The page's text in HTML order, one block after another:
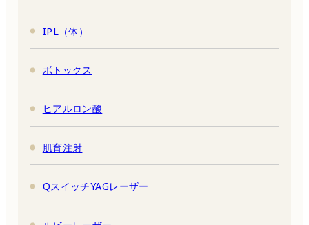
IPL（体）
ボトックス
ヒアルロン酸
肌育注射
QスイッチYAGレーザー